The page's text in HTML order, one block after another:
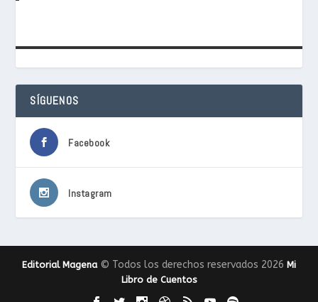
SÍGUENOS
Facebook
Instagram
Editorial Magena© Todos los derechos reservados 2026 Mi
Libro de Cuentos